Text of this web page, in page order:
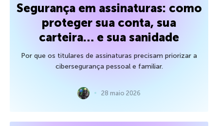
Segurança em assinaturas: como
proteger sua conta, sua
carteira… e sua sanidade
Por que os titulares de assinaturas precisam priorizar a
cibersegurança pessoal e familiar.
28 maio 2026